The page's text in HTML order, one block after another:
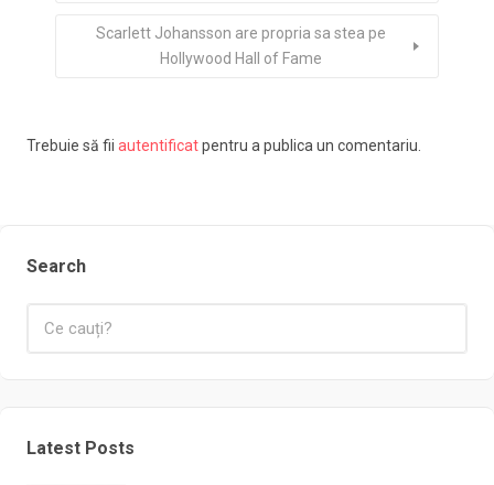
Scarlett Johansson are propria sa stea pe
Hollywood Hall of Fame
Trebuie să fii autentificatpentru a publica un comentariu.
Search
Latest Posts